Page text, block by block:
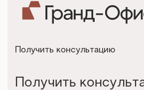
Получить консультацию
Получить